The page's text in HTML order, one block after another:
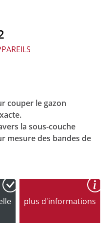
couper le gazon
la sous-couche
mesure des bandes de
plus d'informations